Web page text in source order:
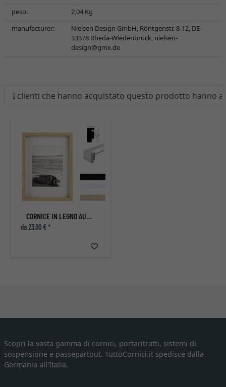
peso:
2,04 Kg
manufacturer:
Nielsen Design GmbH, Röntgenstr. 8-12, DE
33378 Rheda-Wiedenbrück, nielsen-
design@gmx.de
I clienti che hanno acquistato questo prodotto hanno
CORNICE IN LEGNO AURA CON DISTANZIATORE
da 23,00 € *
Scopri la vasta gamma di cornici, portaritratti, sistemi di
sospensione e passepartout. TuttoCornici.it spedisce dalla
Germania all'Italia.